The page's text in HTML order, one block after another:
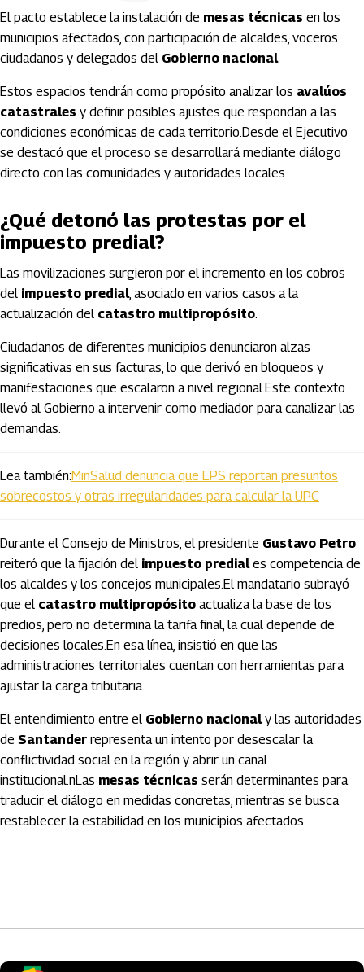
El pacto establece la instalación de mesas técnicas en los
municipios afectados, con participación de alcaldes, voceros
ciudadanos y delegados del Gobierno nacional.
Estos espacios tendrán como propósito analizar los avalúos
catastrales y definir posibles ajustes que respondan a las
condiciones económicas de cada territorio.Desde el Ejecutivo
se destacó que el proceso se desarrollará mediante diálogo
directo con las comunidades y autoridades locales.
¿Qué detonó las protestas por el
impuesto predial?
Las movilizaciones surgieron por el incremento en los cobros
del impuesto predial, asociado en varios casos a la
actualización del catastro multipropósito.
Ciudadanos de diferentes municipios denunciaron alzas
significativas en sus facturas, lo que derivó en bloqueos y
manifestaciones que escalaron a nivel regional.Este contexto
llevó al Gobierno a intervenir como mediador para canalizar las
demandas.
Lea también:MinSalud denuncia que EPS reportan presuntos
sobrecostos y otras irregularidades para calcular la UPC
Durante el Consejo de Ministros, el presidente Gustavo Petro
reiteró que la fijación del impuesto prediales competencia de
los alcaldes y los concejos municipales.El mandatario subrayó
que el catastro multipropósito actualiza la base de los
predios, pero no determina la tarifa final, la cual depende de
decisiones locales.En esa línea, insistió en que las
administraciones territoriales cuentan con herramientas para
ajustar la carga tributaria.
El entendimiento entre el Gobierno nacionaly las autoridades
de Santander representa un intento por desescalar la
conflictividad social en la región y abrir un canal
institucional.nLas mesas técnicas serán determinantes para
traducir el diálogo en medidas concretas, mientras se busca
restablecer la estabilidad en los municipios afectados.